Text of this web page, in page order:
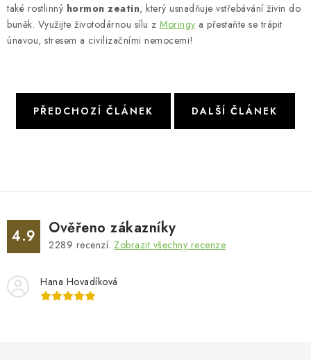
také rostlinný hormon zeatin, který usnadňuje vstřebávání živin do
buněk. Využijte životodárnou sílu z Moringy a přestaňte se trápit
únavou, stresem a civilizačními nemocemi!
PŘEDCHOZÍ ČLÁNEK DALŠÍ ČLÁNEK
4.9 Ověřeno zákazníky
2289 recenzí. Zobrazit všechny recenze
Hana Hovadíková